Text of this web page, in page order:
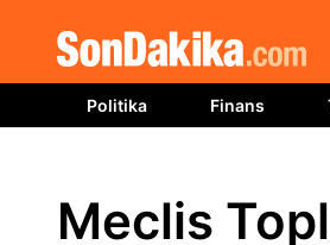
Politika Finans
Meclis